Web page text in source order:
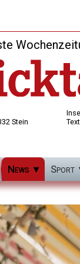
Stein
News Sport